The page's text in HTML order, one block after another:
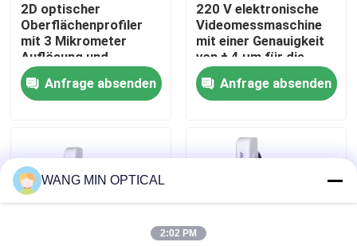
Qualitätskontrolle
Kontakt mit uns
Rechtssachen
Cnc-Visions-Messmaschine
2D optischer
Oberflächenprofiler
mit 3 Mikrometer
Auflösung und
Handsteuerung für
präzise Messungen
Anfrage absenden
220 V elektronische
Videomessmaschine
mit einer Genauigkeit
von ± 4 μm für die
industrielle Detektion
Anfrage absenden
WANG MIN OPTICAL
2:02 PM